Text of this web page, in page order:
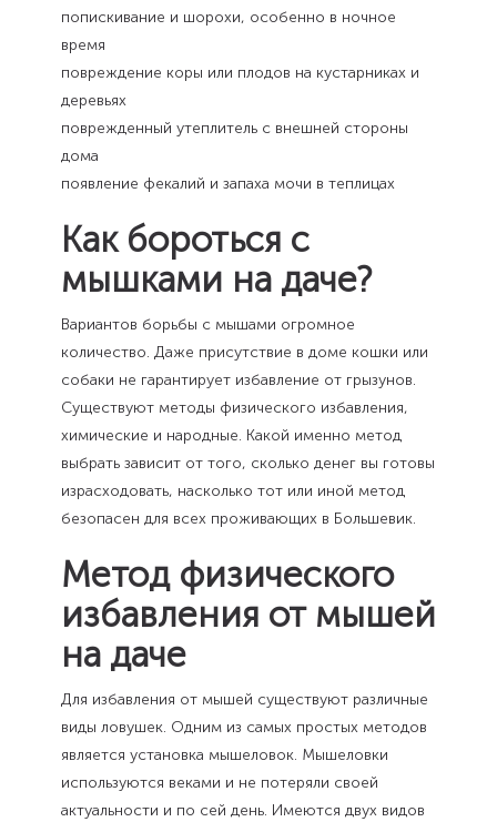
попискивание и шорохи, особенно в ночное
время
повреждение коры или плодов на кустарниках и
деревьях
поврежденный утеплитель с внешней стороны
дома
появление фекалий и запаха мочи в теплицах
Как бороться с
мышками на даче?
Вариантов борьбы с мышами огромное
количество. Даже присутствие в доме кошки или
собаки не гарантирует избавление от грызунов.
Существуют методы физического избавления,
химические и народные. Какой именно метод
выбрать зависит от того, сколько денег вы готовы
израсходовать, насколько тот или иной метод
безопасен для всех проживающих в Большевик.
Метод физического
избавления от мышей
на даче
Для избавления от мышей существуют различные
виды ловушек. Одним из самых простых методов
является установка мышеловок. Мышеловки
используются веками и не потеряли своей
актуальности и по сей день. Имеются двух видов